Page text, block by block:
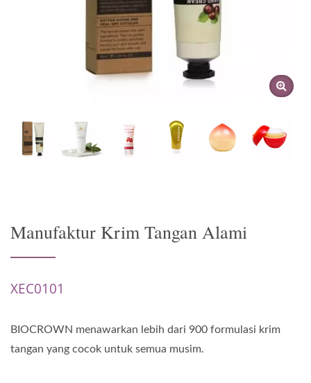
Manufaktur Krim Tangan Alami
XEC0101
BIOCROWN menawarkan lebih dari 900 formulasi krim
tangan yang cocok untuk semua musim.